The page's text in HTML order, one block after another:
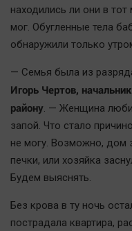
Происшествия
Здоровье
Культура
Курилка
Мнения
Спорт
Технологии
Образование
находились ли они в
мог. Обугленные тела
обнаружили только
— Семья была из
Игорь Чертов,
району. — Женщина
запой. Что стало
не могу. Возможно, дом
печки, или хозяйка
Будем выяснять.
Без крова в ту ночь
пострадала квартира,